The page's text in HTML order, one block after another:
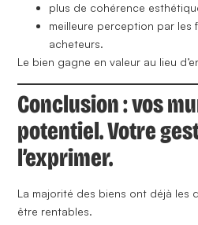
plus de cohérence
meilleure perception par les
acheteurs.
Le bien gagne en valeur au lieu
Conclusion : vos
potentiel. Votre
l’exprimer.
La majorité des biens ont déjà les
être rentables.